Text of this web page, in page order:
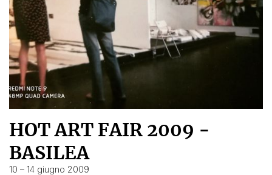
HOT ART FAIR 2009 -
BASILEA
10 – 14 giugno 2009